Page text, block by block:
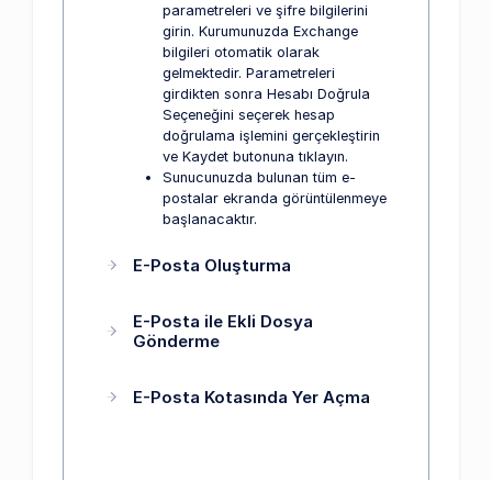
parametreleri ve şifre bilgilerini
girin. Kurumunuzda Exchange
bilgileri otomatik olarak
gelmektedir. Parametreleri
girdikten sonra Hesabı Doğrula
Seçeneğini seçerek hesap
doğrulama işlemini gerçekleştirin
ve Kaydet butonuna tıklayın.
Sunucunuzda bulunan tüm e-
postalar ekranda görüntülenmeye
başlanacaktır.
E-Posta Oluşturma
E-Posta ile Ekli Dosya
Gönderme
E-Posta Kotasında Yer Açma